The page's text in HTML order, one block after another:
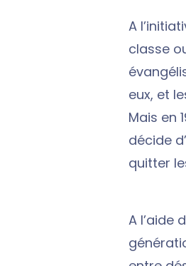
A
classe
eux, et
Mais en
décide
quitter
A l’aide